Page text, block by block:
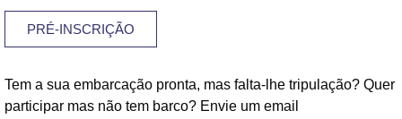
PRÉ-INSCRIÇÃO
Tem a sua embarcação pronta, mas falta-lhe tripulação? Quer
participar mas não tem barco? Envie um email